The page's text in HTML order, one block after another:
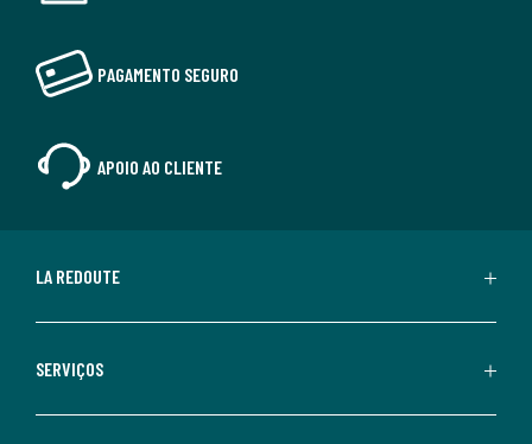
PAGAMENTO SEGURO
APOIO AO CLIENTE
LA REDOUTE
SERVIÇOS